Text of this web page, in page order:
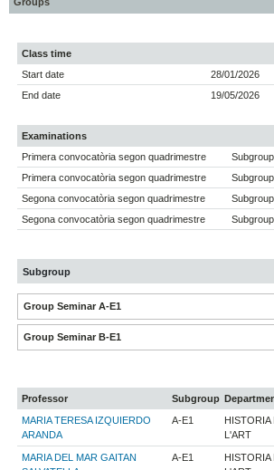
Class time
Start date
28/01/2026
End date
19/05/2026
Examinations
Primera convocatòria segon quadrimestre
Primera convocatòria segon quadrimestre
Segona convocatòria segon quadrimestre
Segona convocatòria segon quadrimestre
Subgroup
Group Seminar A-E1
Group Seminar B-E1
Professor Subgroup
MARIA TERESA IZQUIERDO
ARANDA
A-E1
HISTORIA
L'ART
MARIA DEL MAR GAITAN
A-E1
HISTORIA